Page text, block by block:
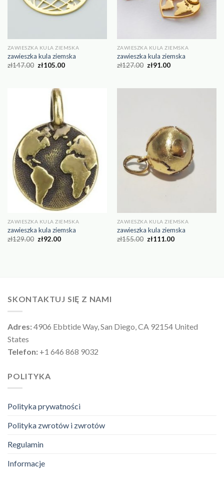
ZAWIESZKA KULA ZIEMSKA
zawieszka kula ziemska
zł147.00 zł105.00
ZAWIESZKA KULA ZIEMSKA
zawieszka kula ziemska
zł127.00 zł91.00
ZAWIESZKA KULA ZIEMSKA
zawieszka kula ziemska
zł129.00 zł92.00
ZAWIESZKA KULA ZIEMSKA
zawieszka kula ziemska
zł155.00 zł111.00
SKONTAKTUJ SIĘ Z NAMI
Adres:4906 Ebbtide Way, San Diego, CA 92154 United
States
Telefon: +1 646 868 9032
POLITYKA
Polityka prywatności
Polityka zwrotów i zwrotów
Regulamin
Informacje